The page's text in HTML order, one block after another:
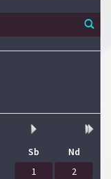
Miesiąc
Rok
Sb
Nd
1
2